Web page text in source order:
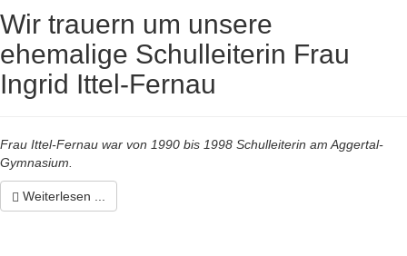
Wir trauern um unsere
ehemalige Schulleiterin Frau
Ingrid Ittel-Fernau
Frau Ittel-Fernau war von 1990 bis 1998 Schulleiterin am Aggertal-
Gymnasium.
Weiterlesen ...